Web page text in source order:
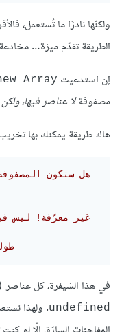
ولكنّها نادرًا ما تُستعمل،
الطريقة تقدّم ميزة…
إن استدعيت Array
مصفوفةلا عناصر فيها،
هاك طريقة يمكنك بها
//‫غير معرّفة! ليس
//
في هذا الشيفرة، كل عناصر
undefined. ولهذا